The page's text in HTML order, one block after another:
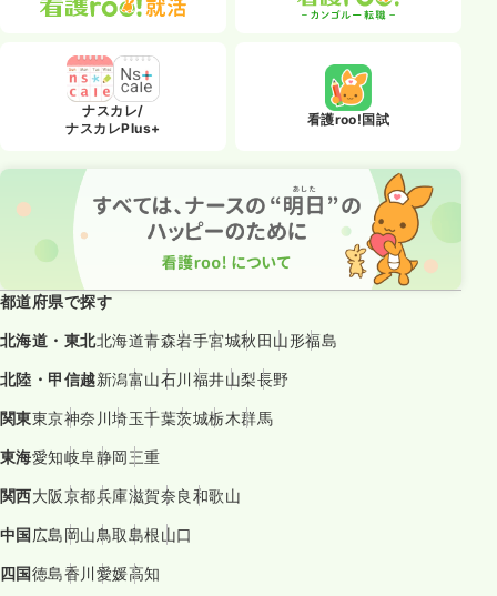
ナスカレ/
ナスカレPlus+
看護roo!国試
都道府県で探す
北海道・東北北海道青森岩手宮城秋田山形福島
北陸・甲信越新潟富山石川福井山梨長野
関東東京神奈川埼玉千葉茨城栃木群馬
東海愛知岐阜静岡三重
関西大阪京都兵庫滋賀奈良和歌山
中国広島岡山鳥取島根山口
四国徳島香川愛媛高知